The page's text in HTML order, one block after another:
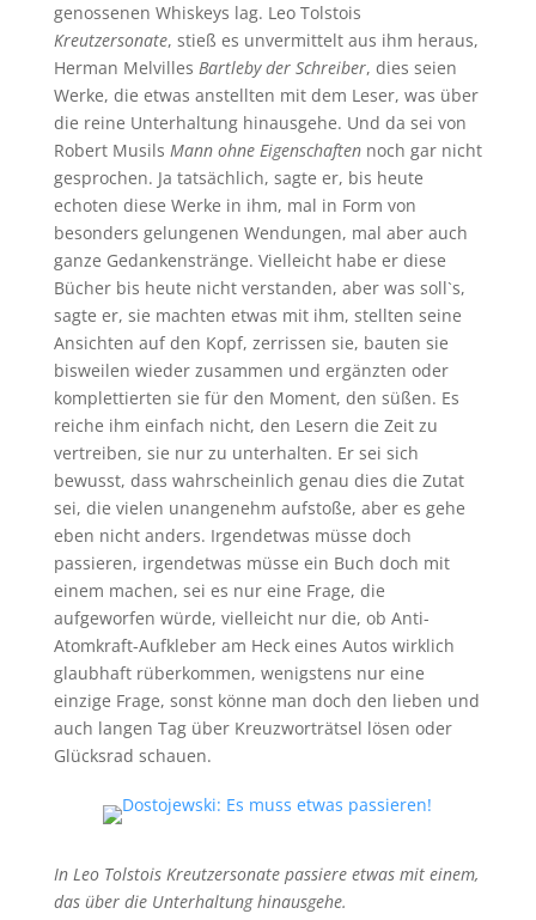
genossenen Whiskeys lag. Leo Tolstois
Kreutzersonate, stieß es unvermittelt aus ihm heraus,
Herman Melvilles Bartleby der Schreiber, dies seien
Werke, die etwas anstellten mit dem Leser, was über
die reine Unterhaltung hinausgehe. Und da sei von
Robert Musils Mann ohne Eigenschaftennoch gar nicht
gesprochen. Ja tatsächlich, sagte er, bis heute
echoten diese Werke in ihm, mal in Form von
besonders gelungenen Wendungen, mal aber auch
ganze Gedankenstränge. Vielleicht habe er diese
Bücher bis heute nicht verstanden, aber was soll`s,
sagte er, sie machten etwas mit ihm, stellten seine
Ansichten auf den Kopf, zerrissen sie, bauten sie
bisweilen wieder zusammen und ergänzten oder
komplettierten sie für den Moment, den süßen. Es
reiche ihm einfach nicht, den Lesern die Zeit zu
vertreiben, sie nur zu unterhalten. Er sei sich
bewusst, dass wahrscheinlich genau dies die Zutat
sei, die vielen unangenehm aufstoße, aber es gehe
eben nicht anders. Irgendetwas müsse doch
passieren, irgendetwas müsse ein Buch doch mit
einem machen, sei es nur eine Frage, die
aufgeworfen würde, vielleicht nur die, ob Anti-
Atomkraft-Aufkleber am Heck eines Autos wirklich
glaubhaft rüberkommen, wenigstens nur eine
einzige Frage, sonst könne man doch den lieben und
auch langen Tag über Kreuzworträtsel lösen oder
Glücksrad schauen.
In Leo Tolstois Kreutzersonate passiere etwas mit einem,
das über die Unterhaltung hinausgehe.